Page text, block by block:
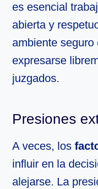
es esencial
abierta y
ambiente
expresarse
juzgados.
Presiones
A veces, los
influir en la
alejarse. La